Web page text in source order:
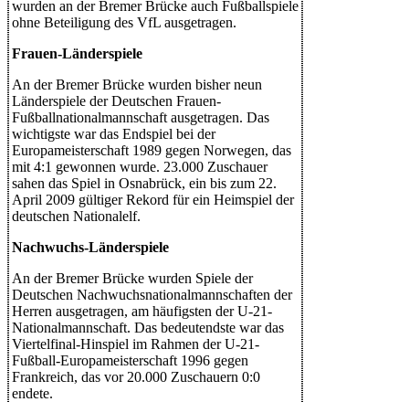
wurden an der Bremer Brücke auch Fußballspiele
ohne Beteiligung des VfL ausgetragen.
Frauen-Länderspiele
An der Bremer Brücke wurden bisher neun
Länderspiele der Deutschen Frauen-
Fußballnationalmannschaft ausgetragen. Das
wichtigste war das Endspiel bei der
Europameisterschaft 1989 gegen Norwegen, das
mit 4:1 gewonnen wurde. 23.000 Zuschauer
sahen das Spiel in Osnabrück, ein bis zum 22.
April 2009 gültiger Rekord für ein Heimspiel der
deutschen Nationalelf.
Nachwuchs-Länderspiele
An der Bremer Brücke wurden Spiele der
Deutschen Nachwuchsnationalmannschaften der
Herren ausgetragen, am häufigsten der U-21-
Nationalmannschaft. Das bedeutendste war das
Viertelfinal-Hinspiel im Rahmen der U-21-
Fußball-Europameisterschaft 1996 gegen
Frankreich, das vor 20.000 Zuschauern 0:0
endete.